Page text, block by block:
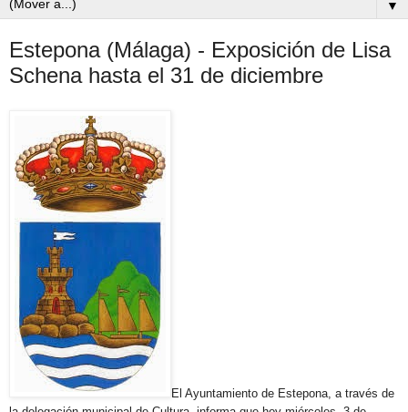
▼
Estepona (Málaga) - Exposición de Lisa
Schena hasta el 31 de diciembre
El Ayuntamiento de Estepona, a través de